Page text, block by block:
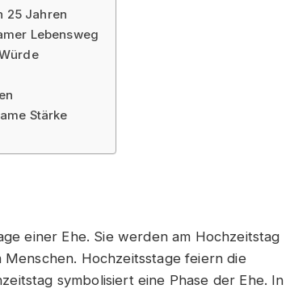
25 Jahren
Lebensweg
Stärke
einer Ehe. Sie werden am Hochzeitstag
Hochzeitsstage feiern die
symbolisiert eine Phase der Ehe. In